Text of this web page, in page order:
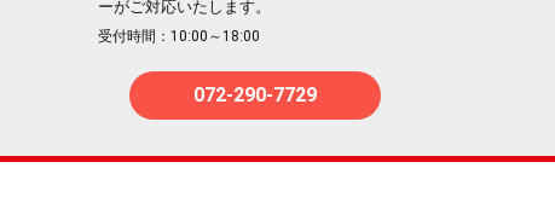
ーがご対応いたします。
受付時間：10:00～18:00
072-290-7729